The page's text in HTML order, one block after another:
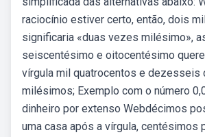
raciocínio estiver certo, então, dois
significaria «duas vezes milésimo»,
seiscentésimo e oitocentésimo
vírgula mil quatrocentos e dezesseis
milésimos; Exemplo com o número
dinheiro por extenso Webdécimos
uma casa após a vírgula, centésimos